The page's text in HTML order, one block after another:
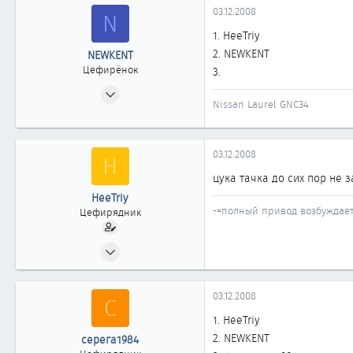
N
NEWKENT
Цефирёнок
0
03.12.2008
1. HeeTriy
2. NEWKENT
3.
Nissan Laurel GNC34
H
HeeTriy
Цефирядник
138
03.12.2008
цука тачка до сих пор не
-=полный привод
С
серега1984
03.12.2008
1. HeeTriy
2. NEWKENT